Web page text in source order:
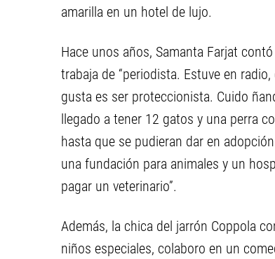
amarilla en un hotel de lujo.
Hace unos años, Samanta Farjat
trabaja de “periodista. Estuve en
gusta es ser proteccionista. Cuido
llegado a tener 12 gatos y una perra
hasta que se pudieran dar en
una fundación para animales y un
pagar un veterinario”.
Además, la chica del jarrón Coppola
niños especiales, colaboro en un